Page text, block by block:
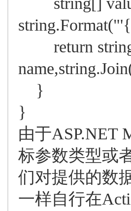
return
}
}
由于ASP.NET
标参数类型或
们对提供的数
一样自行在